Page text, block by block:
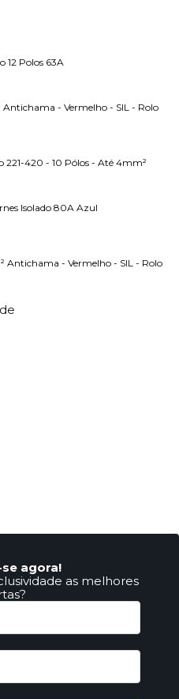
12 Polos 63A
- Vermelho - SIL - Rolo
420 - 10 Pólos - Até 4mm²
Isolado 80A Azul
Antichama - Vermelho - SIL - Rolo
agora!
as melhores